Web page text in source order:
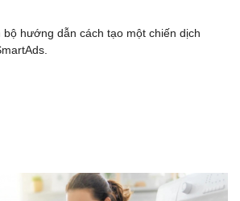
Công nghệ
hướng dẫn cách tạo một chiến dịch